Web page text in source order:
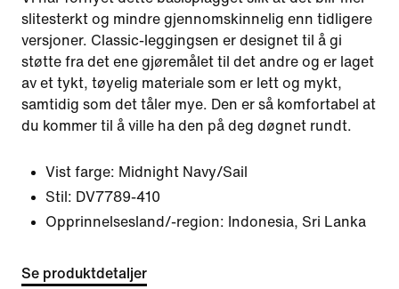
slitesterkt og mindre gjennomskinnelig enn tidligere
versjoner. Classic-leggingsen er designet til å gi
støtte fra det ene gjøremålet til det andre og er laget
av et tykt, tøyelig materiale som er lett og mykt,
samtidig som det tåler mye. Den er så komfortabel at
du kommer til å ville ha den på deg døgnet rundt.
Vist farge: Midnight Navy/Sail
Stil: DV7789-410
Opprinnelsesland/-region: Indonesia, Sri Lanka
Se produktdetaljer